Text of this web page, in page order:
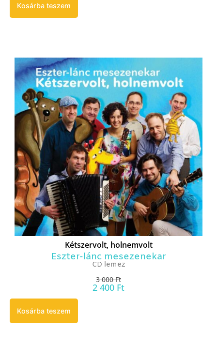
Kosárba teszem
Kétszervolt, holnemvolt
Eszter-lánc mesezenekar
CD lemez
3 000Ft
2 400 Ft
Kosárba teszem